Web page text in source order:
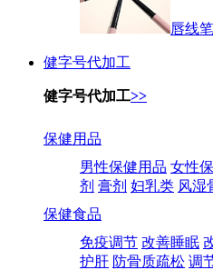
唇线笔
健字号代加工
健字号代加工>>
保健用品
男性保健用品 女性
剂 膏剂 妇乳类 风湿
保健食品
免疫调节 改善睡眠
护肝 防骨质疏松 调